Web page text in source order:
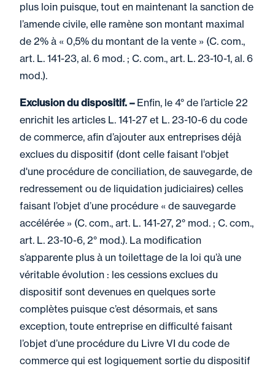
plus loin puisque, tout en maintenant la sanction de
l’amende civile, elle ramène son montant maximal
de 2% à « 0,5% du montant de la vente » (C. com.,
art. L. 141-23, al. 6 mod. ; C. com., art. L. 23-10-1, al. 6
mod.).
Exclusion du dispositif. –Enfin, le 4° de l’article 22
enrichit les articles L. 141-27 et L. 23-10-6 du code
de commerce, afin d’ajouter aux entreprises déjà
exclues du dispositif (dont celle faisant l'objet
d'une procédure de conciliation, de sauvegarde, de
redressement ou de liquidation judiciaires) celles
faisant l’objet d’une procédure « de sauvegarde
accélérée » (C. com., art. L. 141-27, 2° mod. ; C. com.,
art. L. 23-10-6, 2° mod.). La modification
s’apparente plus à un toilettage de la loi qu’à une
véritable évolution : les cessions exclues du
dispositif sont devenues en quelques sorte
complètes puisque c’est désormais, et sans
exception, toute entreprise en difficulté faisant
l’objet d’une procédure du Livre VI du code de
commerce qui est logiquement sortie du dispositif